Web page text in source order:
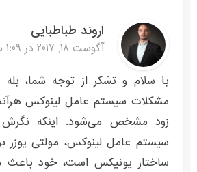
اروند طباطبایی
آگوست 18, 2017 در 1:09 ب.ظ
با سلام و تشکر از توجه شما، بله
مشکلات سیستم عامل لینوکس
زود مشخص می‌شود. اینکه نگرش
سیستم عامل لینوکس، مولتی یوزر
ساختار یونیکس است، خود باعث